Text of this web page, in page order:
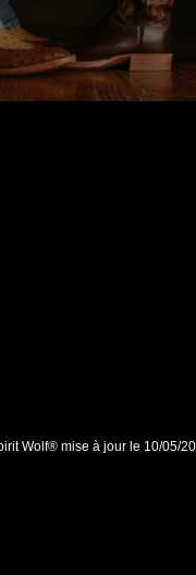
Wolf® mise à jour le 10/05/